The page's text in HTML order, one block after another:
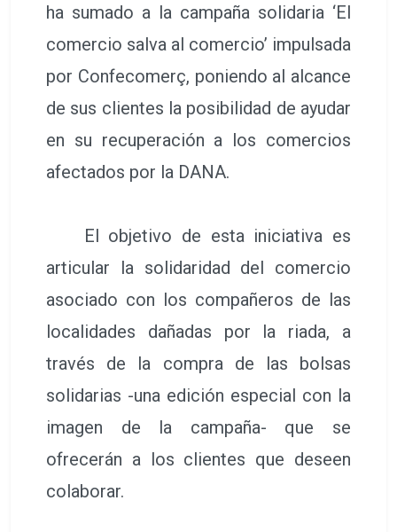
ha sumado a la campaña solidaria ‘El
comercio salva al comercio’ impulsada
por Confecomerç, poniendo al alcance
de sus clientes la posibilidad de ayudar
en su recuperación a los comercios
afectados por la DANA.
El objetivo de esta iniciativa es
articular la solidaridad del comercio
asociado con los compañeros de las
localidades dañadas por la riada, a
través de la compra de las bolsas
solidarias -una edición especial con la
imagen de la campaña- que se
ofrecerán a los clientes que deseen
colaborar.